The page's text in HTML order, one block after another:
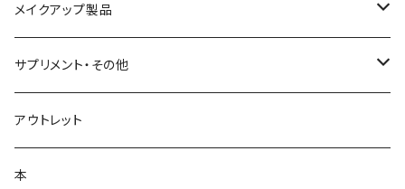
クリーム
日焼け止め
シャンプー・リンス
コラージュフルフル泡石鹸
まつ毛美容液
メイクアップ製品
ビューティフルスキン
サプリメント・その他
飲む日焼け止め
髪の毛サプリ
アウトレット
本